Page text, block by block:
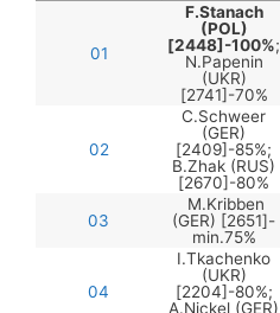
01
F.Stanach
(POL)
[2448]-100%;
N.Papenin
(UKR)
[2741]-70%
02
C.Schweer
(GER)
[2409]-85%;
B.Zhak (RUS)
[2670]-80%
03
M.Kribben
(GER) [2651]-
min.75%
04
I.Tkachenko
(UKR)
[2204]-80%;
A.Nickel (GER)